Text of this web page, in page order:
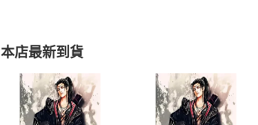
本店最新到貨